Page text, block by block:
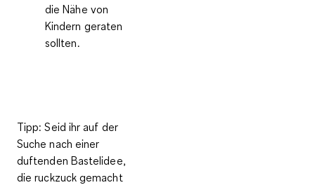
die Nähe von
Kindern geraten
sollten.
Tipp: Seid ihr auf der
Suche nach einer
duftenden Bastelidee,
die ruckzuck gemacht